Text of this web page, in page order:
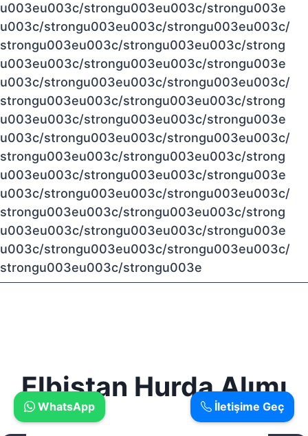
u003eu003c/strongu003eu003c/strongu003e
u003c/strongu003eu003c/strongu003eu003c/
strongu003eu003c/strongu003eu003c/strong
u003eu003c/strongu003eu003c/strongu003e
u003c/strongu003eu003c/strongu003eu003c/
strongu003eu003c/strongu003eu003c/strong
u003eu003c/strongu003eu003c/strongu003e
u003c/strongu003eu003c/strongu003eu003c/
strongu003eu003c/strongu003eu003c/strong
u003eu003c/strongu003eu003c/strongu003e
u003c/strongu003eu003c/strongu003eu003c/
strongu003eu003c/strongu003eu003c/strong
u003eu003c/strongu003eu003c/strongu003e
u003c/strongu003eu003c/strongu003eu003c/
strongu003eu003c/strongu003e
Elbistan Hurda Alımı
İletişime Geç
WhatsApp